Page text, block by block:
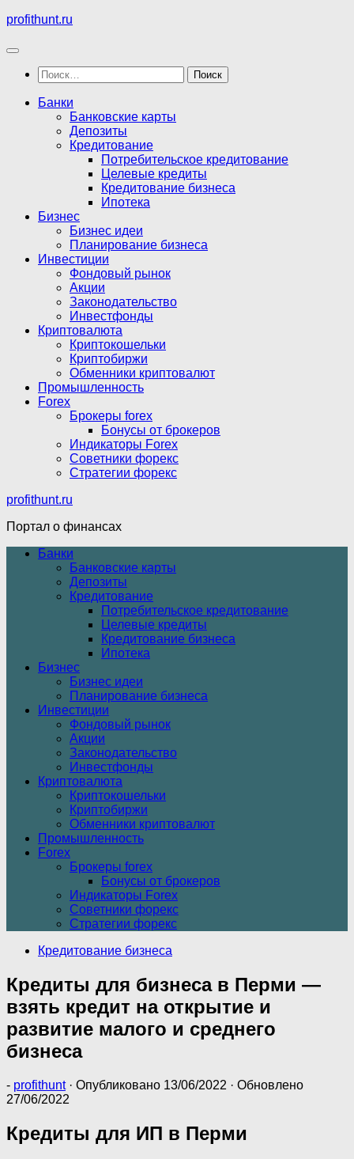
Перейти
содержимому
profithunt.ru
Найти:
Банки
Банковские карты
Депозиты
Кредитование
Потребительское кредитование
Целевые кредиты
Кредитование бизнеса
Ипотека
Бизнес
Бизнес идеи
Планирование бизнеса
Инвестиции
Фондовый рынок
Акции
Законодательство
Инвестфонды
Криптовалюта
Криптокошельки
Криптобиржи
Обменники криптовалют
Промышленность
Forex
Брокеры forex
Бонусы от брокеров
Индикаторы Forex
Советники форекс
Стратегии форекс
profithunt.ru
Портал о финансах
Банки
Банковские карты
Депозиты
Кредитование
Потребительское кредитование
Целевые кредиты
Кредитование бизнеса
Ипотека
Бизнес
Бизнес идеи
Планирование бизнеса
Инвестиции
Фондовый рынок
Акции
Законодательство
Инвестфонды
Криптовалюта
Криптокошельки
Криптобиржи
Обменники криптовалют
Промышленность
Forex
Брокеры forex
Бонусы от брокеров
Индикаторы Forex
Советники форекс
Стратегии форекс
Кредитование бизнеса
Кредиты для бизнеса в Перми —
взять кредит на открытие и
развитие малого и среднего
бизнеса
- profithunt · Опубликовано 13/06/2022 · Обновлено
27/06/2022
Кредиты для ИП в Перми